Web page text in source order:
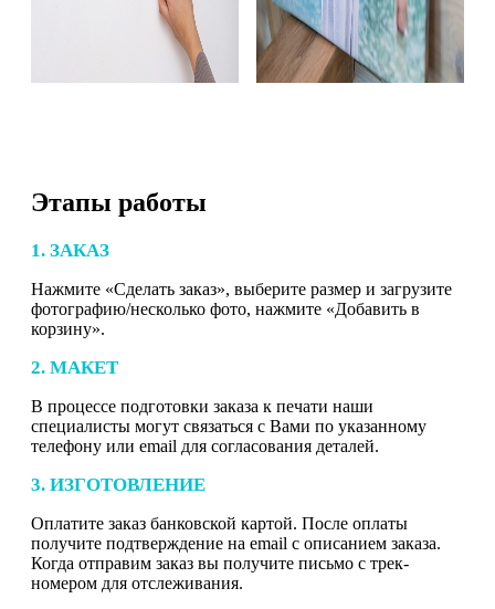
Этапы работы
1. ЗАКАЗ
Нажмите «Сделать заказ», выберите размер и загрузите
фотографию/несколько фото, нажмите «Добавить в
корзину».
2. МАКЕТ
В процессе подготовки заказа к печати наши
специалисты могут связаться с Вами по указанному
телефону или email для согласования деталей.
3. ИЗГОТОВЛЕНИЕ
Оплатите заказ банковской картой. После оплаты
получите подтверждение на email с описанием заказа.
Когда отправим заказ вы получите письмо с трек-
номером для отслеживания.